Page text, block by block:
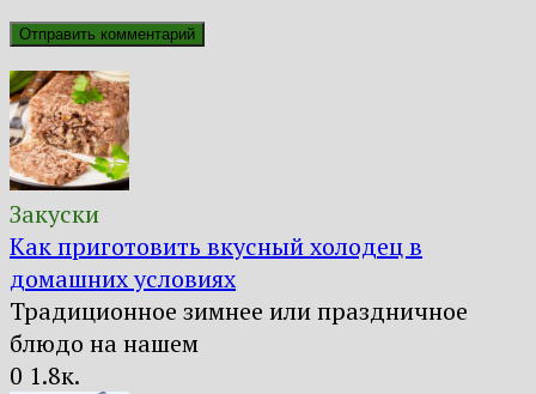
Закуски
Как приготовить вкусный холодец в
домашних условиях
Традиционное зимнее или праздничное
блюдо на нашем
0 1.8к.